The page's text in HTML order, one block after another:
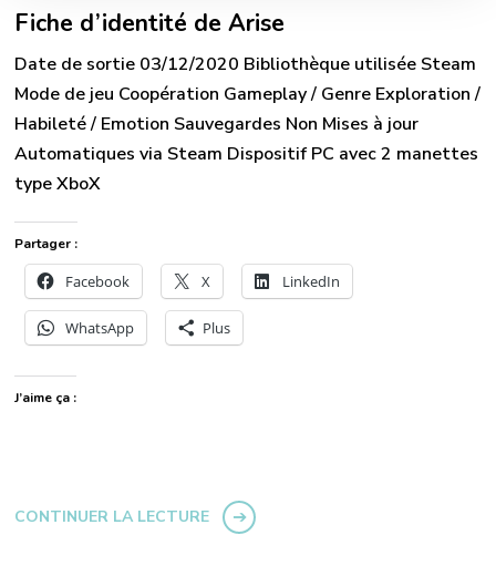
Fiche d’identité de Arise
Date de sortie 03/12/2020 Bibliothèque utilisée Steam
Mode de jeu Coopération Gameplay / Genre Exploration /
Habileté / Emotion Sauvegardes Non Mises à jour
Automatiques via Steam Dispositif PC avec 2 manettes
type XboX
Partager :
Facebook X LinkedIn
WhatsApp Plus
J’aime ça :
CONTINUER LA LECTURE